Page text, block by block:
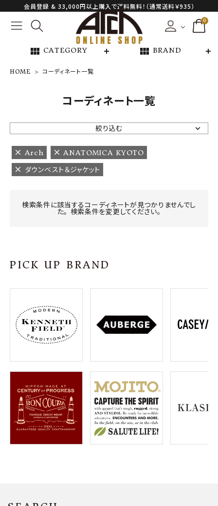
会員登録 & 33,000円以上購入で送料無料！（通常送料￥935）
0
view_module CATEGORY view_module BRAND
NEW ARRIVAL
ARCH EXCLUSIVE
BRAND
CATEGORY
プライバシーポリシー
特定商取引法について
お問い合わせ
OFFICIAL WEB SITE
meeting_room ログイン 会員登録
HOME コーディネート一覧
コーディネート一覧
絞り込む
Arch
ANATOMICA KYOTO
ダウンベスト＆ジャケット
検索条件に該当するコーディネートが見つかりませんでし
た。 検索条件を変更してください。
PICK UP BRAND